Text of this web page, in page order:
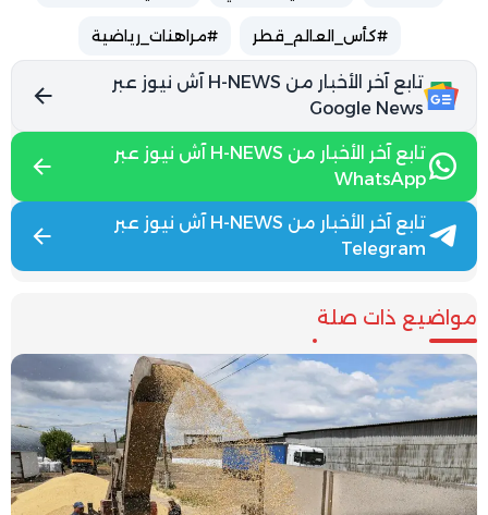
#كأس_العالم_قطر #مراهنات_رياضية
تابع آخر الأخبار من H-NEWS آش نيوز عبر
Google News
تابع آخر الأخبار من H-NEWS آش نيوز عبر
WhatsApp
تابع آخر الأخبار من H-NEWS آش نيوز عبر
Telegram
مواضيع ذات صلة